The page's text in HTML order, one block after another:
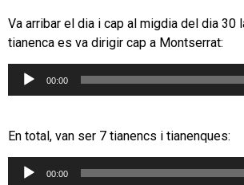
Va arribar el dia i cap al migdia del dia 30
tianenca es va dirigir cap a Montserrat:
Reproductor
00:00
En total, van ser 7 tianencs i tianenques:
Reproductor
00:00